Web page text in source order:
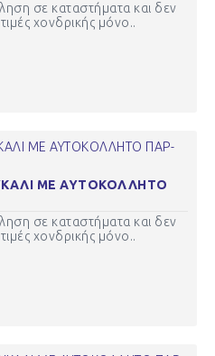
σε καταστήματα και δεν
χονδρικής μόνο..
ΜΕ ΑΥΤΟΚΟΛΛΗΤΟ
σε καταστήματα και δεν
χονδρικής μόνο..